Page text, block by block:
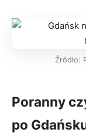
Źródło:
Poranny
po